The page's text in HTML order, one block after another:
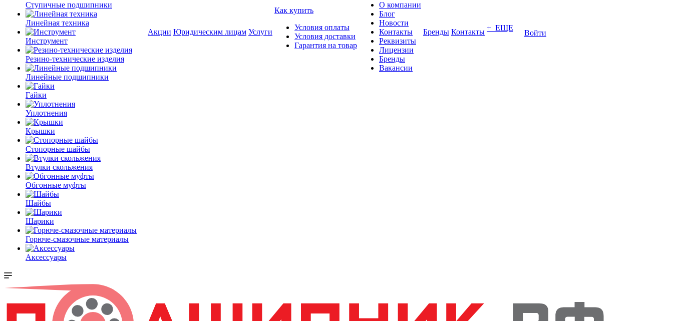
Ступичные подшипники
Линейная техника
Инструмент
Резино-технические изделия
Линейные подшипники
Гайки
Уплотнения
Крышки
Стопорные шайбы
Втулки скольжения
Обгонные муфты
Шайбы
Шарики
Горюче-смазочные материалы
Аксессуары
Акции Юридическим лицам Услуги
Как купить
Условия оплаты
Условия доставки
Гарантия на товар
О компании
Блог
Новости
Контакты
Реквизиты
Лицензии
Бренды
Вакансии
Бренды Контакты + ЕЩЕ
Войти